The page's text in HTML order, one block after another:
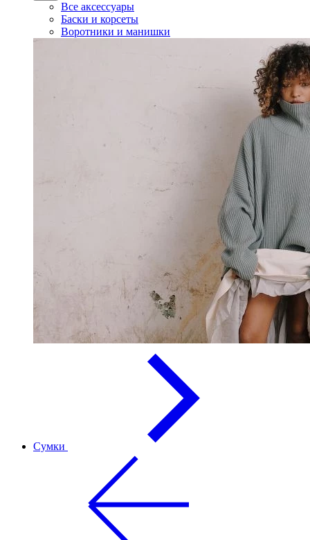
Все аксессуары
Баски и корсеты
Воротники и манишки
Сумки